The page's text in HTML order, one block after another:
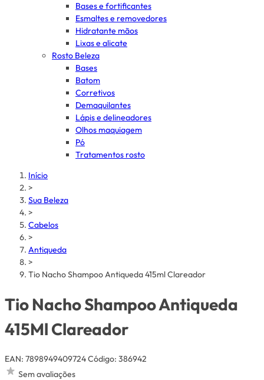
Bases e fortificantes
Esmaltes e removedores
Hidratante mãos
Lixas e alicate
Rosto Beleza
Bases
Batom
Corretivos
Demaquilantes
Lápis e delineadores
Olhos maquiagem
Pó
Tratamentos rosto
Início
>
Sua Beleza
>
Cabelos
>
Antiqueda
>
Tio Nacho Shampoo Antiqueda 415ml Clareador
Tio Nacho Shampoo Antiqueda
415Ml Clareador
EAN: 7898949409724Código: 386942
Sem avaliações